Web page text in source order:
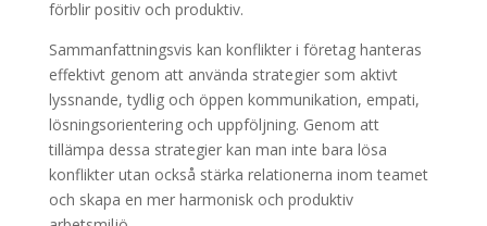
förblir positiv och produktiv.
Sammanfattningsvis kan konflikter i företag hanteras
effektivt genom att använda strategier som aktivt
lyssnande, tydlig och öppen kommunikation, empati,
lösningsorientering och uppföljning. Genom att
tillämpa dessa strategier kan man inte bara lösa
konflikter utan också stärka relationerna inom teamet
och skapa en mer harmonisk och produktiv